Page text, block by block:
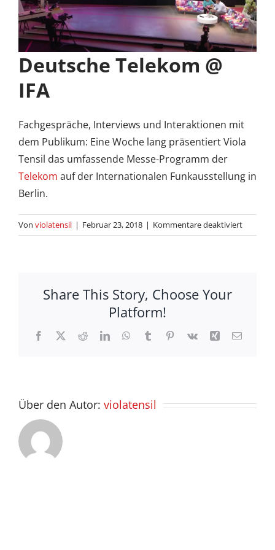
Deutsche Telekom @
IFA
Fachgespräche, Interviews und Interaktionen mit
dem Publikum: Eine Woche lang präsentiert Viola
Tensil das umfassende Messe-Programm der
Telekom auf der Internationalen Funkausstellung in
Berlin.
Von violatensil | Februar 23, 2018 | Kommentare deaktiviertfür
Share This Story, Choose Your
Platform!
Facebook
X RedditLinkedInWhatsApp
TumblrPinterest
Vk Xing E-
Über den Autor: violatensil